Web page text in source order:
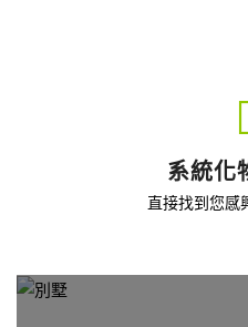
系統化
直接找到您感